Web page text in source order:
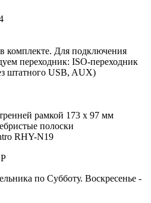
комплекте. Для подключения
переходник: ISO-переходник
штатного USB, AUX)
рамкой 173 х 97 мм
полоски
RHY-N19
по Субботу. Воскресенье -